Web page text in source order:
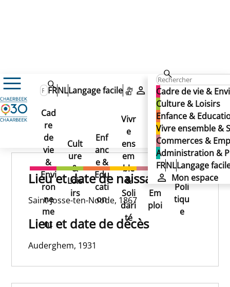
Cadre de vie &
Culture & Loisirs
Enfance &
Vivre ensemble &
Commerces &
Administration &
FRNLLangage
Mon espace
FRNLLangage facile
Mon espace
Cad
re
de
vie
&
Envi
ron
ne
me
nt
Cult
ure
&
Lois
irs
Enf
anc
e &
Edu
cati
on
Vivr
e
ens
em
ble
&
Soli
dari
té
Co
mm
erc
es
&
Em
ploi
Ad
min
istr
atio
n &
Poli
tiqu
e
OLEFFE Auguste
OLEFFE Auguste
OLEFFE Auguste
Publié le 22/01/2025
Lieu et date de naissance
Saint-Josse-ten-Noode, 1867
Lieu et date de décès
Auderghem, 1931